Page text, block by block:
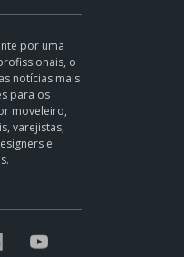
por uma
o
notícias mais
para os
moveleiro,
varejistas,
e